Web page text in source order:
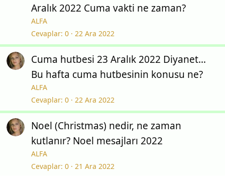
Aralık 2022 Cuma vakti ne zaman?
ALFA
Cevaplar 0 22 Ara 2022
Cuma hutbesi 23 Aralık 2022 Diyanet…
Bu hafta cuma hutbesinin konusu ne?
ALFA
Cevaplar 0 22 Ara 2022
Noel (Christmas) nedir, ne zaman
kutlanır? Noel mesajları 2022
ALFA
Cevaplar 0 21 Ara 2022